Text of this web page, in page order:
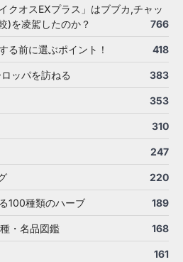
クオスEXプラス」はブブカ,チャッ
)を凌駕したのか？
766
る前に選ぶポイント！ 418
ッパを訪ねる 383
353
310
247
220
100種類のハーブ 189
・名品図鑑 168
161